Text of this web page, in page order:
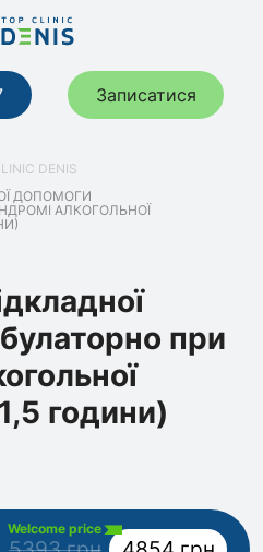
Записатися
DENIS
ДОПОМОГИ
АЛКОГОЛЬНОЇ
при
години)
Welcome price